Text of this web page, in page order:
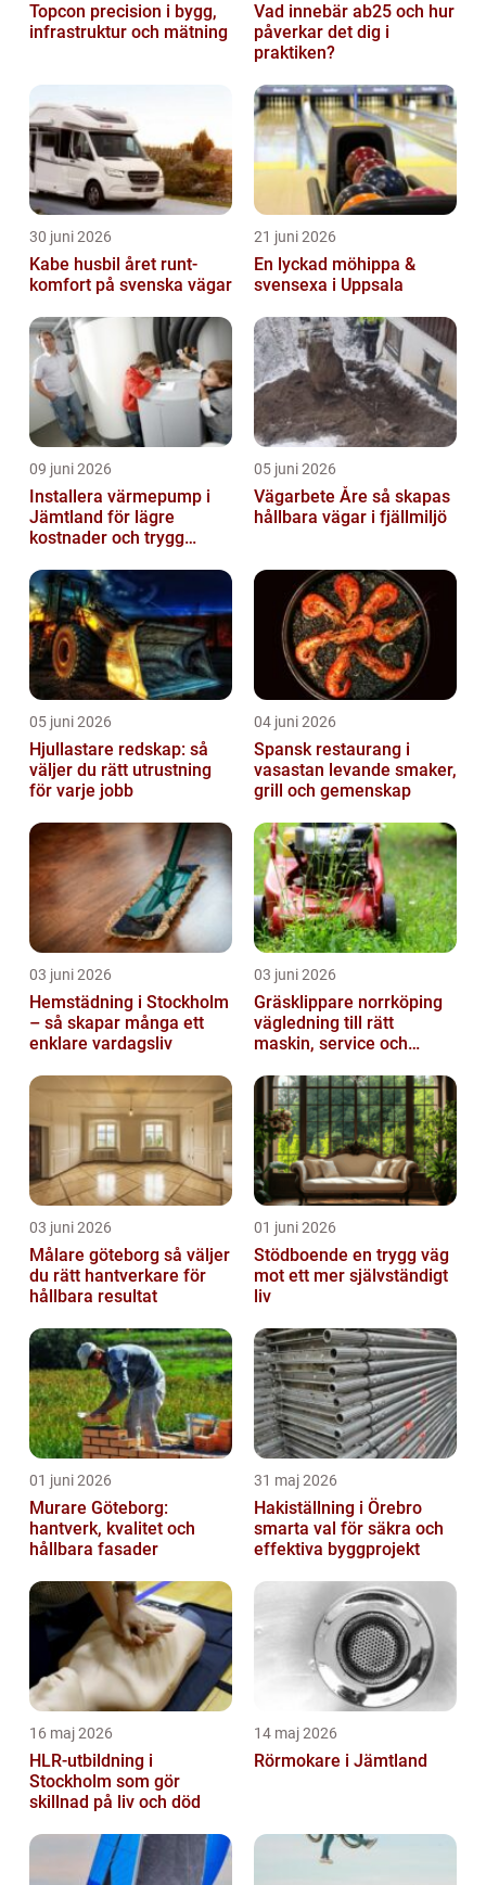
Topcon precision i bygg,
infrastruktur och mätning
Vad innebär ab25 och hur
påverkar det dig i
praktiken?
30 juni 2026
Kabe husbil året runt-
komfort på svenska vägar
21 juni 2026
En lyckad möhippa &
svensexa i Uppsala
09 juni 2026
Installera värmepump i
Jämtland för lägre
kostnader och trygg
05 juni 2026
Vägarbete Åre så skapas
hållbara vägar i fjällmiljö
05 juni 2026
Hjullastare redskap: så
väljer du rätt utrustning
för varje jobb
04 juni 2026
Spansk restaurang i
vasastan levande smaker,
grill och gemenskap
03 juni 2026
Hemstädning i Stockholm
– så skapar många ett
enklare vardagsliv
03 juni 2026
Gräsklippare norrköping
vägledning till rätt
maskin, service och
03 juni 2026
Målare göteborg så väljer
du rätt hantverkare för
hållbara resultat
01 juni 2026
Stödboende en trygg väg
mot ett mer självständigt
liv
01 juni 2026
Murare Göteborg:
hantverk, kvalitet och
hållbara fasader
31 maj 2026
Hakiställning i Örebro
smarta val för säkra och
effektiva byggprojekt
16 maj 2026
HLR-utbildning i
Stockholm som gör
skillnad på liv och död
14 maj 2026
Rörmokare i Jämtland